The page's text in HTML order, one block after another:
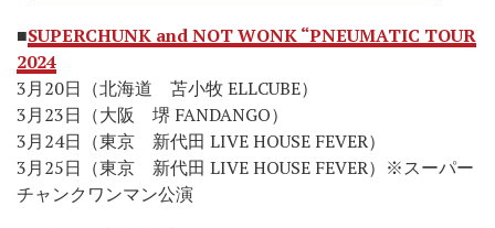
■SUPERCHUNK and NOT WONK “PNEUMATIC TOUR
2024
3月20日（北海道 苫小牧 ELLCUBE）
3月23日（大阪 堺 FANDANGO）
3月24日（東京 新代田 LIVE HOUSE FEVER）
3月25日（東京 新代田 LIVE HOUSE FEVER）※スーパー
チャンクワンマン公演